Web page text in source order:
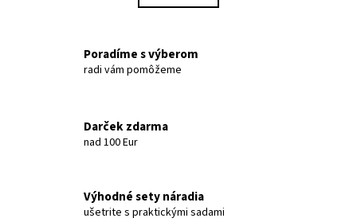
Poradíme s výberom
radi vám pomôžeme
Darček zdarma
nad 100 Eur
Výhodné sety náradia
ušetrite s praktickými sadami